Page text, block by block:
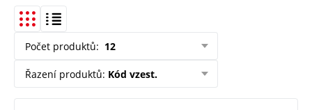
Počet produktů: 12
Řazení produktů: Kód vzest.